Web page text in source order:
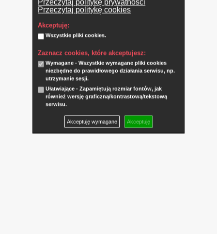
Przeczytaj politykę prywatności
Przeczytaj politykę cookies
Akceptuję:
Wszystkie pliki cookies.
Zaznacz cookies, które akceptujesz:
Wymagane - Wszystkie wymagane pliki cookies
niezbędne do prawidłowego działania serwisu, np.
utrzymanie sesji.
Ułatwiające - Zapamiętują rozmiar fontów, jak
również wersję graficzną/kontrastową/tekstową
serwisu.
Akceptuję wymagane Akceptuję